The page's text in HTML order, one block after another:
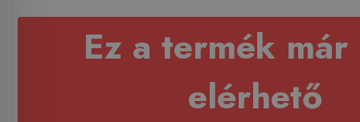
Ez a termék már
elérhető